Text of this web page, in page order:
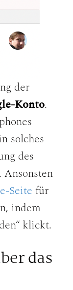
der
Konto.
solches
des
Ansonsten
Seite für
indem
klickt.
das